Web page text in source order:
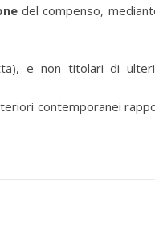
del compenso,
e non titolari di
contemporanei